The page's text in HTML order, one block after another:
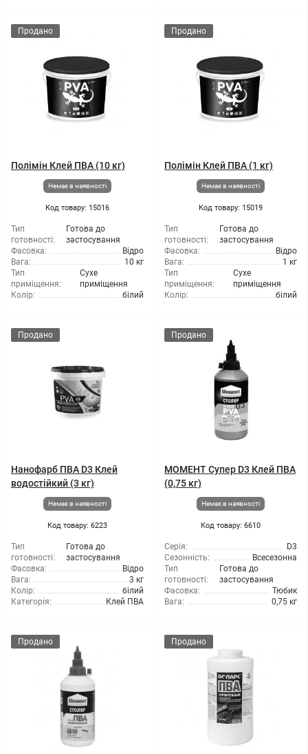
Продано
Полімін Клей ПВА (10 кг)
Немає в наявності
Код товару: 15016
Тип
готовності:
Готова до
застосування
Фасовка:
Відро
Вага:
10 кг
Тип
приміщення:
Сухе
приміщення
Колір:
білий
Продано
Полімін Клей ПВА (1 кг)
Немає в наявності
Код товару: 15019
Тип
готовності:
Готова до
застосування
Фасовка:
Відро
Вага:
1 кг
Тип
приміщення:
Сухе
приміщення
Колір:
білий
Продано
Нанофарб ПВА D3 Клей
водостійкий (3 кг)
Немає в наявності
Код товару: 6223
Тип
готовності:
Готова до
застосування
Фасовка:
Відро
Вага:
3 кг
Колір:
білий
Категорія:
Клей ПВА
Продано
МОМЕНТ Супер D3 Клей ПВА
(0,75 кг)
Немає в наявності
Код товару: 6610
Серія:
D3
Сезонність:
Всесезонна
Тип
готовності:
Готова до
застосування
Фасовка:
Тюбик
Вага:
0,75 кг
Продано Продано